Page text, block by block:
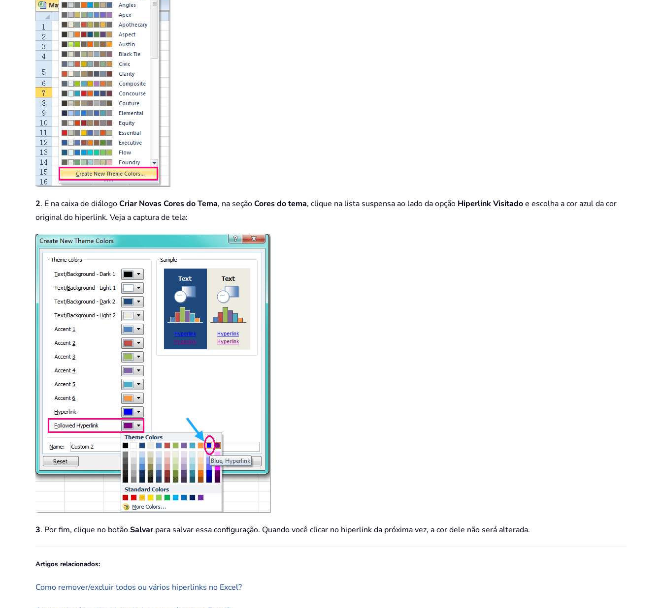
2. E na caixa de diálogoCriar Novas Cores do Tema, na seçãoCores do tema, clique na lista suspensa ao lado da opção Hiperlink Visitadoe escolha a cor azul da cor
original do hiperlink. Veja a captura de tela:
3. Por fim, clique no botãoSalvarpara salvar essa configuração. Quando você clicar no hiperlink da próxima vez, a cor dele não será alterada.
Artigos relacionados:
Como remover/excluir todos ou vários hiperlinks no Excel?